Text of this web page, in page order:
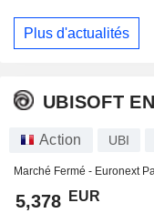
Plus d'actualités
UBISOFT
Action UBI
Marché Fermé - Euronext
5,378 EUR